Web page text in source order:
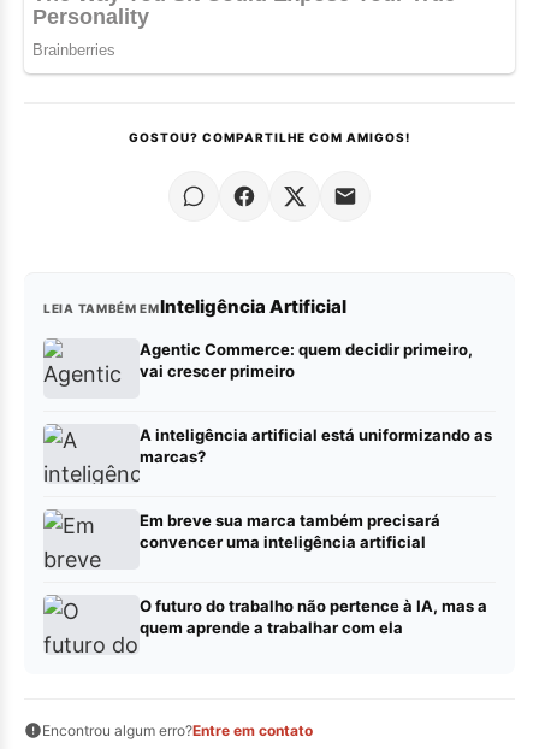
GOSTOU? COMPARTILHE COM AMIGOS!
LEIA TAMBÉM EMInteligência Artificial
Agentic Commerce: quem decidir primeiro,
vai crescer primeiro
A inteligência artificial está uniformizando as
marcas?
Em breve sua marca também precisará
convencer uma inteligência artificial
O futuro do trabalho não pertence à IA, mas a
quem aprende a trabalhar com ela
Encontrou algum erro?Entre em contato